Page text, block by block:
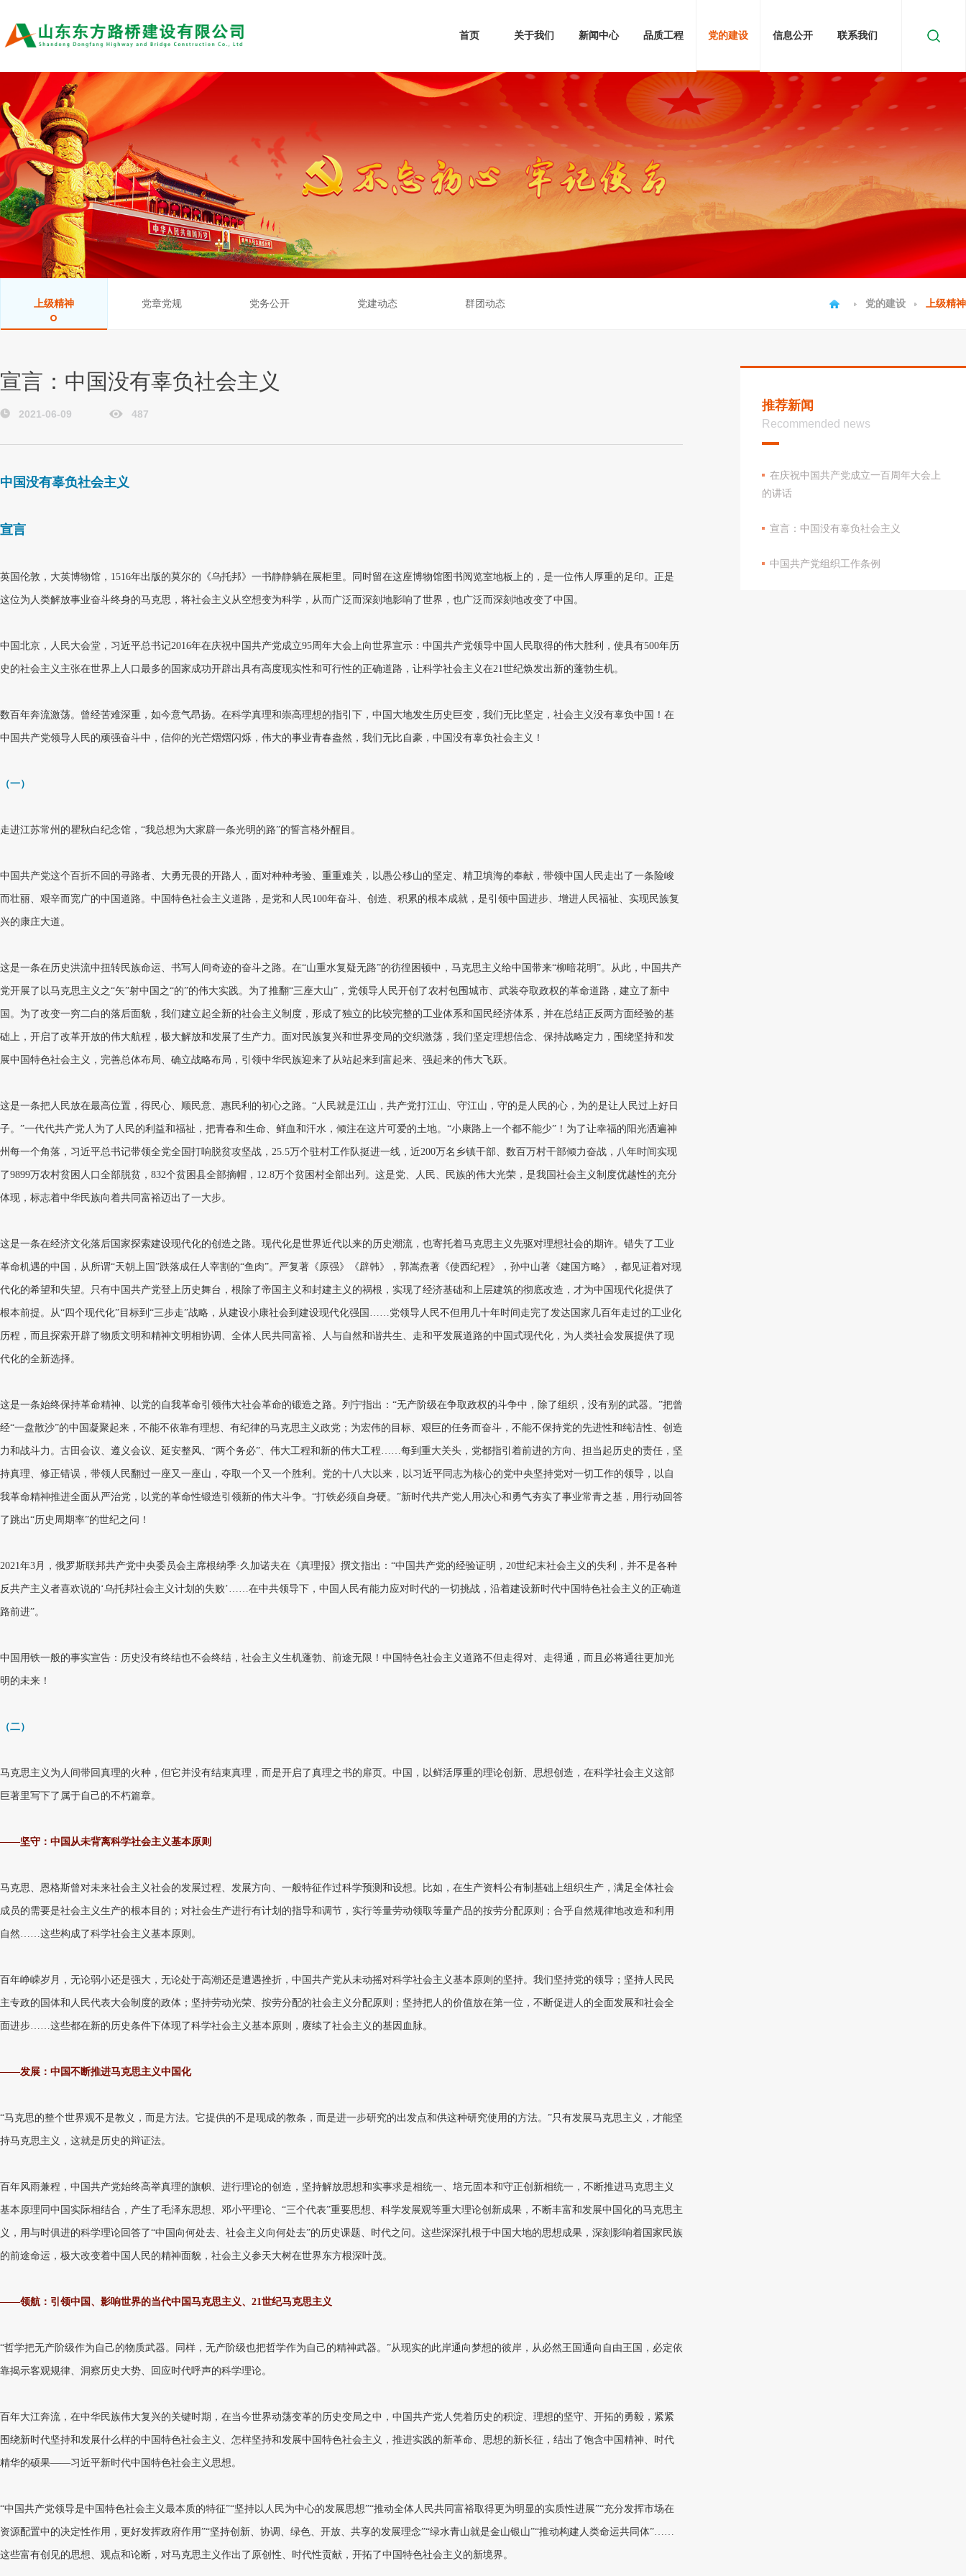
首页 关于我们 新闻中心 品质工程 党的建设 信息公开 联系我们
上级精神 党章党规 党务公开 党建动态 群团动态 党的建设 上级精神
宣言：中国没有辜负社会主义
2021-06-09 487
中国没有辜负社会主义
宣言
英国伦敦，大英博物馆，1516年出版的莫尔的《乌托邦》一书静静躺在展柜里。同时留在这座博物馆图书阅览室地板上的，是一位伟人厚重的足印。正是
这位为人类解放事业奋斗终身的马克思，将社会主义从空想变为科学，从而广泛而深刻地影响了世界，也广泛而深刻地改变了中国。
中国北京，人民大会堂，习近平总书记2016年在庆祝中国共产党成立95周年大会上向世界宣示：中国共产党领导中国人民取得的伟大胜利，使具有500年历
史的社会主义主张在世界上人口最多的国家成功开辟出具有高度现实性和可行性的正确道路，让科学社会主义在21世纪焕发出新的蓬勃生机。
数百年奔流激荡。曾经苦难深重，如今意气昂扬。在科学真理和崇高理想的指引下，中国大地发生历史巨变，我们无比坚定，社会主义没有辜负中国！在
中国共产党领导人民的顽强奋斗中，信仰的光芒熠熠闪烁，伟大的事业青春盎然，我们无比自豪，中国没有辜负社会主义！
（一）
走进江苏常州的瞿秋白纪念馆，“我总想为大家辟一条光明的路”的誓言格外醒目。
中国共产党这个百折不回的寻路者、大勇无畏的开路人，面对种种考验、重重难关，以愚公移山的坚定、精卫填海的奉献，带领中国人民走出了一条险峻
而壮丽、艰辛而宽广的中国道路。中国特色社会主义道路，是党和人民100年奋斗、创造、积累的根本成就，是引领中国进步、增进人民福祉、实现民族复
兴的康庄大道。
这是一条在历史洪流中扭转民族命运、书写人间奇迹的奋斗之路。在“山重水复疑无路”的彷徨困顿中，马克思主义给中国带来“柳暗花明”。从此，中国共产
党开展了以马克思主义之“矢”射中国之“的”的伟大实践。为了推翻“三座大山”，党领导人民开创了农村包围城市、武装夺取政权的革命道路，建立了新中
国。为了改变一穷二白的落后面貌，我们建立起全新的社会主义制度，形成了独立的比较完整的工业体系和国民经济体系，并在总结正反两方面经验的基
础上，开启了改革开放的伟大航程，极大解放和发展了生产力。面对民族复兴和世界变局的交织激荡，我们坚定理想信念、保持战略定力，围绕坚持和发
展中国特色社会主义，完善总体布局、确立战略布局，引领中华民族迎来了从站起来到富起来、强起来的伟大飞跃。
这是一条把人民放在最高位置，得民心、顺民意、惠民利的初心之路。“人民就是江山，共产党打江山、守江山，守的是人民的心，为的是让人民过上好日
子。”一代代共产党人为了人民的利益和福祉，把青春和生命、鲜血和汗水，倾注在这片可爱的土地。“小康路上一个都不能少”！为了让幸福的阳光洒遍神
州每一个角落，习近平总书记带领全党全国打响脱贫攻坚战，25.5万个驻村工作队挺进一线，近200万名乡镇干部、数百万村干部倾力奋战，八年时间实现
了9899万农村贫困人口全部脱贫，832个贫困县全部摘帽，12.8万个贫困村全部出列。这是党、人民、民族的伟大光荣，是我国社会主义制度优越性的充分
体现，标志着中华民族向着共同富裕迈出了一大步。
这是一条在经济文化落后国家探索建设现代化的创造之路。现代化是世界近代以来的历史潮流，也寄托着马克思主义先驱对理想社会的期许。错失了工业
革命机遇的中国，从所谓“天朝上国”跌落成任人宰割的“鱼肉”。严复著《原强》《辟韩》，郭嵩焘著《使西纪程》，孙中山著《建国方略》，都见证着对现
代化的希望和失望。只有中国共产党登上历史舞台，根除了帝国主义和封建主义的祸根，实现了经济基础和上层建筑的彻底改造，才为中国现代化提供了
根本前提。从“四个现代化”目标到“三步走”战略，从建设小康社会到建设现代化强国……党领导人民不但用几十年时间走完了发达国家几百年走过的工业化
历程，而且探索开辟了物质文明和精神文明相协调、全体人民共同富裕、人与自然和谐共生、走和平发展道路的中国式现代化，为人类社会发展提供了现
代化的全新选择。
这是一条始终保持革命精神、以党的自我革命引领伟大社会革命的锻造之路。列宁指出：“无产阶级在争取政权的斗争中，除了组织，没有别的武器。”把曾
经“一盘散沙”的中国凝聚起来，不能不依靠有理想、有纪律的马克思主义政党；为宏伟的目标、艰巨的任务而奋斗，不能不保持党的先进性和纯洁性、创造
力和战斗力。古田会议、遵义会议、延安整风、“两个务必”、伟大工程和新的伟大工程……每到重大关头，党都指引着前进的方向、担当起历史的责任，坚
持真理、修正错误，带领人民翻过一座又一座山，夺取一个又一个胜利。党的十八大以来，以习近平同志为核心的党中央坚持党对一切工作的领导，以自
我革命精神推进全面从严治党，以党的革命性锻造引领新的伟大斗争。“打铁必须自身硬。”新时代共产党人用决心和勇气夯实了事业常青之基，用行动回答
了跳出“历史周期率”的世纪之问！
2021年3月，俄罗斯联邦共产党中央委员会主席根纳季·久加诺夫在《真理报》撰文指出：“中国共产党的经验证明，20世纪末社会主义的失利，并不是各种
反共产主义者喜欢说的‘乌托邦社会主义计划的失败’……在中共领导下，中国人民有能力应对时代的一切挑战，沿着建设新时代中国特色社会主义的正确道
路前进”。
中国用铁一般的事实宣告：历史没有终结也不会终结，社会主义生机蓬勃、前途无限！中国特色社会主义道路不但走得对、走得通，而且必将通往更加光
明的未来！
（二）
马克思主义为人间带回真理的火种，但它并没有结束真理，而是开启了真理之书的扉页。中国，以鲜活厚重的理论创新、思想创造，在科学社会主义这部
巨著里写下了属于自己的不朽篇章。
——坚守：中国从未背离科学社会主义基本原则
马克思、恩格斯曾对未来社会主义社会的发展过程、发展方向、一般特征作过科学预测和设想。比如，在生产资料公有制基础上组织生产，满足全体社会
成员的需要是社会主义生产的根本目的；对社会生产进行有计划的指导和调节，实行等量劳动领取等量产品的按劳分配原则；合乎自然规律地改造和利用
自然……这些构成了科学社会主义基本原则。
百年峥嵘岁月，无论弱小还是强大，无论处于高潮还是遭遇挫折，中国共产党从未动摇对科学社会主义基本原则的坚持。我们坚持党的领导；坚持人民民
主专政的国体和人民代表大会制度的政体；坚持劳动光荣、按劳分配的社会主义分配原则；坚持把人的价值放在第一位，不断促进人的全面发展和社会全
面进步……这些都在新的历史条件下体现了科学社会主义基本原则，赓续了社会主义的基因血脉。
——发展：中国不断推进马克思主义中国化
“马克思的整个世界观不是教义，而是方法。它提供的不是现成的教条，而是进一步研究的出发点和供这种研究使用的方法。”只有发展马克思主义，才能坚
持马克思主义，这就是历史的辩证法。
百年风雨兼程，中国共产党始终高举真理的旗帜、进行理论的创造，坚持解放思想和实事求是相统一、培元固本和守正创新相统一，不断推进马克思主义
基本原理同中国实际相结合，产生了毛泽东思想、邓小平理论、“三个代表”重要思想、科学发展观等重大理论创新成果，不断丰富和发展中国化的马克思主
义，用与时俱进的科学理论回答了“中国向何处去、社会主义向何处去”的历史课题、时代之问。这些深深扎根于中国大地的思想成果，深刻影响着国家民族
的前途命运，极大改变着中国人民的精神面貌，社会主义参天大树在世界东方根深叶茂。
——领航：引领中国、影响世界的当代中国马克思主义、21世纪马克思主义
“哲学把无产阶级作为自己的物质武器。同样，无产阶级也把哲学作为自己的精神武器。”从现实的此岸通向梦想的彼岸，从必然王国通向自由王国，必定依
靠揭示客观规律、洞察历史大势、回应时代呼声的科学理论。
百年大江奔流，在中华民族伟大复兴的关键时期，在当今世界动荡变革的历史变局之中，中国共产党人凭着历史的积淀、理想的坚守、开拓的勇毅，紧紧
围绕新时代坚持和发展什么样的中国特色社会主义、怎样坚持和发展中国特色社会主义，推进实践的新革命、思想的新长征，结出了饱含中国精神、时代
精华的硕果——习近平新时代中国特色社会主义思想。
“中国共产党领导是中国特色社会主义最本质的特征”“坚持以人民为中心的发展思想”“推动全体人民共同富裕取得更为明显的实质性进展”“充分发挥市场在
资源配置中的决定性作用，更好发挥政府作用”“坚持创新、协调、绿色、开放、共享的发展理念”“绿水青山就是金山银山”“推动构建人类命运共同体”……
这些富有创见的思想、观点和论断，对马克思主义作出了原创性、时代性贡献，开拓了中国特色社会主义的新境界。
推荐新闻
Recommended news
在庆祝中国共产党成立一百周年大会上
的讲话
宣言：中国没有辜负社会主义
中国共产党组织工作条例